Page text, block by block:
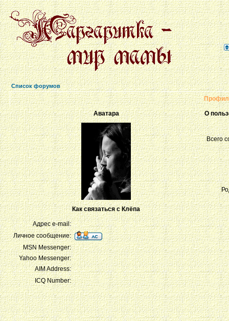
Список форумов
Аватара О
Всего
Как связаться с Клёпа
Адрес e-mail:
Личное сообщение:
MSN Messenger:
Yahoo Messenger:
AIM Address:
ICQ Number: